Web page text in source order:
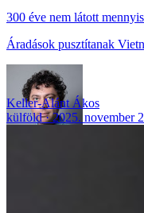
300 éve nem látott
Áradások pusztítanak
Keller-Alánt Ákos
külföld
2025. november